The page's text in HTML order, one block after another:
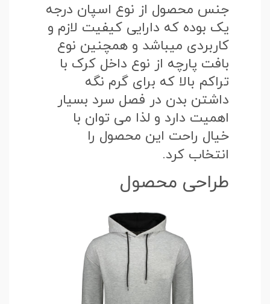
جنس محصول از نوع اسپان درجه
یک بوده که دارایی کیفیت لازم و
کاربردی میباشد و همچنین نوع
بافت پارچه از نوع داخل کرک با
تراکم بالا که برای گرم نگه
داشتن بدن در فصل سرد بسیار
اهمیت دارد و لذا می توان با
خیال راحت این محصول را
انتخاب کرد.
طراحی محصول